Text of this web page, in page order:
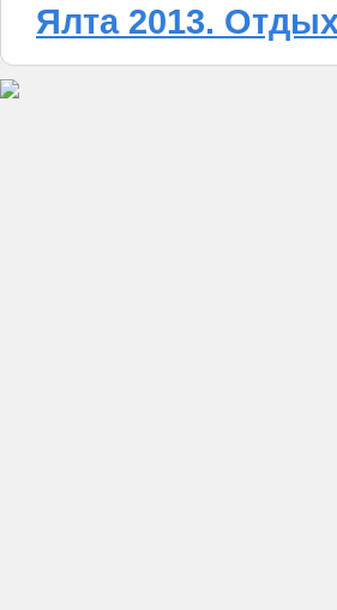
Ялта 2013.